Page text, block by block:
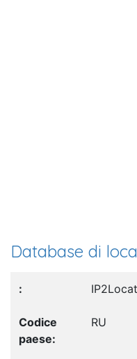
Database di
RU